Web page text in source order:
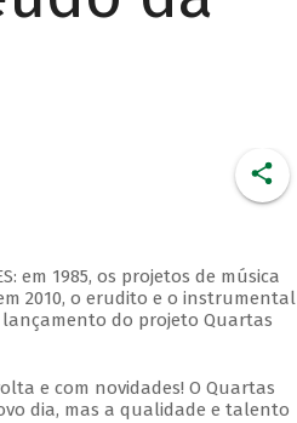
em 1985, os projetos de música
2010, o erudito e o instrumental
do projeto Quartas
e com novidades! O Quartas
dia, mas a qualidade e talento